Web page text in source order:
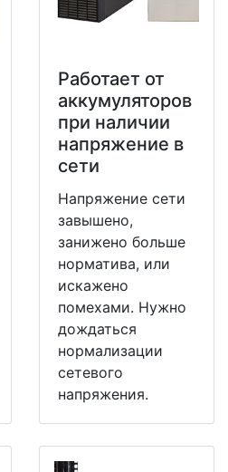
Работает от
аккумуляторов
при наличии
напряжение в
сети
Напряжение сети
завышено,
занижено больше
норматива, или
искажено
помехами. Нужно
дождаться
нормализации
сетевого
напряжения.